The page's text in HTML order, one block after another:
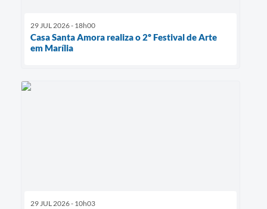
29 JUL 2026 - 18h00
Casa Santa Amora realiza o 2º Festival de Arte
em Marília
29 JUL 2026 - 10h03